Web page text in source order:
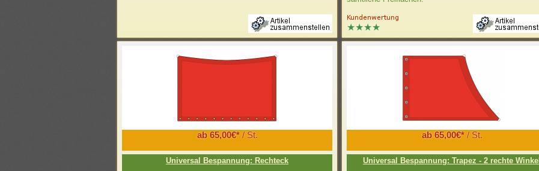
ab 65,00€*/ St.
Universal Bespannung: Rechteck
ab 65,00€*/ St.
Universal Bespannung: Trapez - 2 rechte Winkel